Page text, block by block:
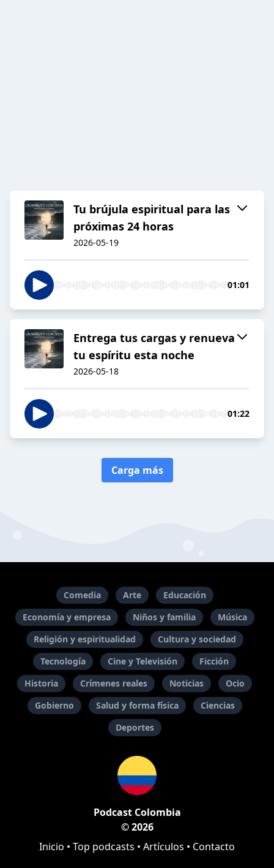
Tu brújula espiritual para las
próximas 24 horas
2026-05-19
01:01
Entrega tus cargas y renueva
tu espíritu esta noche
2026-05-18
01:22
Carga más
Comedia Arte
Educación
Economía y empresa
Niños y familia
Música
Religión y espiritualidad
Cultura y sociedad
Tecnología
Cine y Televisión
Ficción
Historia
Crímenes reales Noticias
Ocio
Gobierno
Salud y forma física
Ciencias
Deportes
Podcast Colombia
© 2026
Inicio • Top podcasts • Artículos • Contacto